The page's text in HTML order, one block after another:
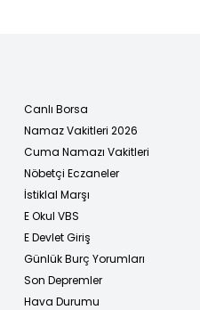
Canlı Borsa
Namaz Vakitleri 2026
Cuma Namazı Vakitleri
Nöbetçi Eczaneler
İstiklal Marşı
E Okul VBS
E Devlet Giriş
Günlük Burç Yorumları
Son Depremler
Hava Durumu